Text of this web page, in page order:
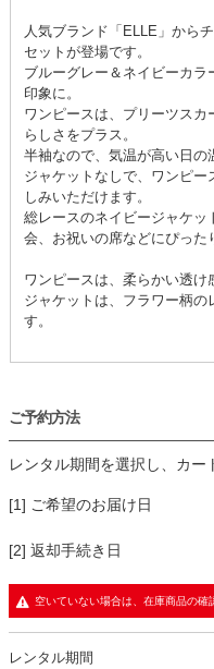
人気ブランド「ELLE」から
セットが登場です。
ブルーグレー＆ネイビーカ
印象に。
ワンピースは、プリーツス
らしさをプラス。
半袖なので、気温が高い日の
ジャケットなしで、ワンピ
しみいただけます。
総レースのネイビージャケ
会、お祝いの席などにぴった
ワンピースは、柔らかい透け
ジャケットは、フラワー柄
す。
ご予約方法
レンタル期間を選択し、カー
[1] ご希望のお届け日
[2] 返却手続き日
空いていない場合は、在庫商品の確
レンタル期間